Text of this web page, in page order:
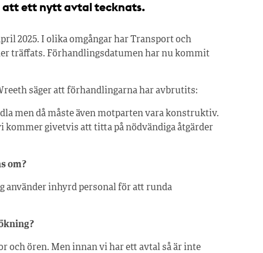
ett nytt avtal tecknats.
2025. I olika omgångar har Transport och
träffats. Förhandlingsdatumen har nu kommit
säger att förhandlingarna har avbrutits:
men då måste även motparten vara konstruktiv.
kommer givetvis att titta på nödvändiga åtgärder
om?
använder inhyrd personal för att runda
och ören. Men innan vi har ett avtal så är inte